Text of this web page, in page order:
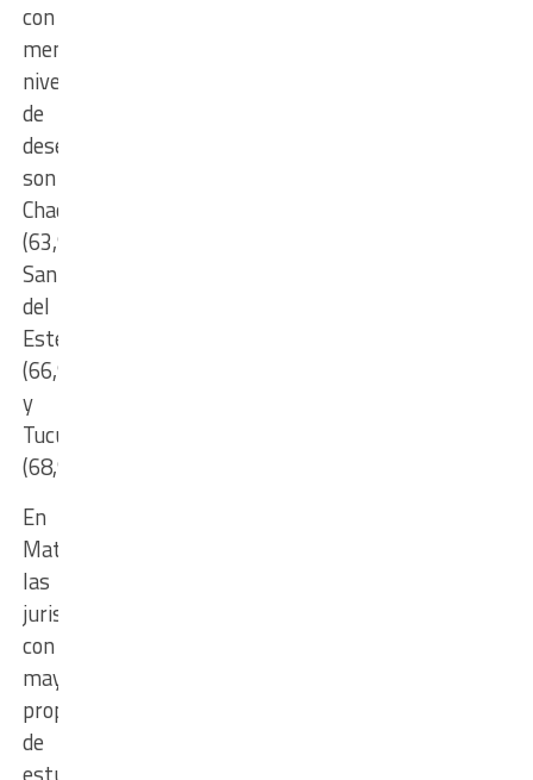
con
menores
niveles
de
desempeño
son
Chaco
(63,9%),
Santiago
del
Estero
(66,9%)
y
Tucumán
(68,9%).
En
Matemática,
las
jurisdicciones
con
mayor
proporción
de